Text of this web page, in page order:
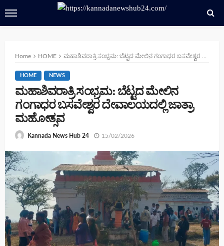
Home HOME ಮಹಾಶಿವರಾತ್ರಿ ಸಂಭ್ರಮ: ಬೆಟ್ಟದ ಮೇಲಿನ ಗಂಗಾಧರ ಬಸವೇಶ್ವರ ದೇವಾಲಯದಲ್ಲಿ ಜಾತ್ರಾ ಮಹೋತ್ಸವ
HOME NEWS
ಮಹಾಶಿವರಾತ್ರಿ ಸಂಭ್ರಮ: ಬೆಟ್ಟದ ಮೇಲಿನ
ಗಂಗಾಧರ ಬಸವೇಶ್ವರ ದೇವಾಲಯದಲ್ಲಿ ಜಾತ್ರಾ
ಮಹೋತ್ಸವ
Kannada News Hub 24 15/02/2026